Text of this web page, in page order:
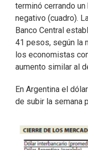
terminó cerrando
negativo (cuadro).
Banco Central
41 pesos, según la
los economistas
aumento similar al
En Argentina el
de subir la semana